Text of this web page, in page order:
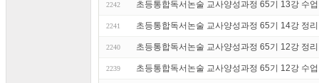
2242 초등통합독서논술 교사양성과정 65기 13강 수
2241 초등통합독서논술 교사양성과정 65기 14강 정리
2240 초등통합독서논술 교사양성과정 65기 12강 정리
2239 초등통합독서논술 교사양성과정 65기 12강 수